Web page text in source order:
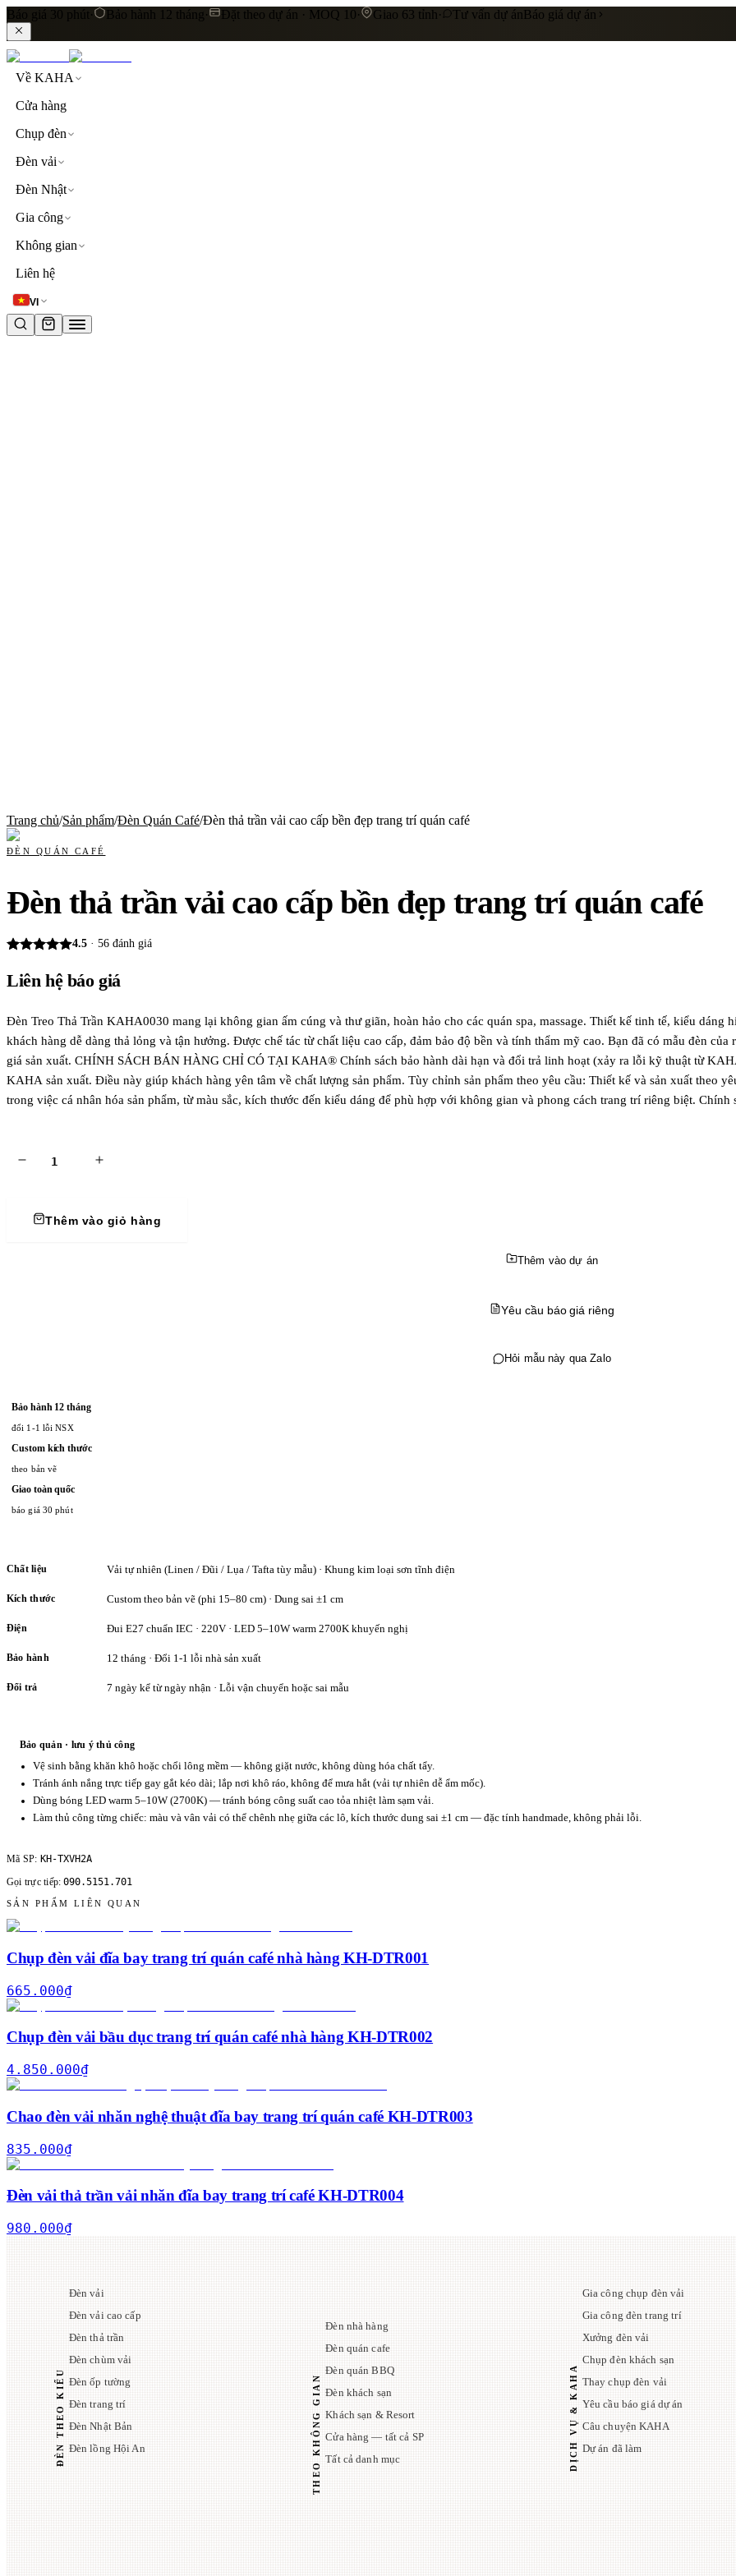
Báo giá 30 phút · Bảo hành 12 tháng · Đặt theo dự án · MOQ 10· Giao 63 tỉnh· Tư vấn dự ánBáo giá dự án
Về KAHA
Cửa hàng
Chụp đèn
Đèn vải
Đèn Nhật
Gia công
Không gian
Liên hệ
VI
LIÊN KẾT NHANH
đèn thả trần
Trang chủ/Sản phẩm/Đèn Quán Café/Đèn thả trần vải cao cấp bền đẹp trang trí quán café
ĐÈN QUÁN CAFÉ
Đèn thả trần vải cao cấp bền đẹp trang trí quán café
4.5 · 56 đánh giá
Liên hệ báo giá
Đèn Treo Thả Trần KAHA0030 mang lại không gian ấm cúng và thư giãn, hoàn hảo cho các quán spa, massage. Thiết kế tinh tế, kiểu
khách hàng dễ dàng thả lỏng và tận hưởng. Được chế tác từ chất liệu cao cấp, đảm bảo độ bền và tính thẩm mỹ cao. Bạn đã có mẫu đèn
giá sản xuất. CHÍNH SÁCH BÁN HÀNG CHỈ CÓ TẠI KAHA® Chính sách bảo hành dài hạn và đổi trả linh hoạt (xảy ra lỗi kỹ thuật từ
KAHA sản xuất. Điều này giúp khách hàng yên tâm về chất lượng sản phẩm. Tùy chỉnh sản phẩm theo yêu cầu: Thiết kế và sản xuất theo
trong việc cá nhân hóa sản phẩm, từ màu sắc, kích thước đến kiểu dáng để phù hợp với không gian và phong cách trang trí riêng biệt.
để nhận ưu đãi trong các lần mua tiếp theo hoặc nhận quà tặng từ KAHA.
Thêm vào giỏ hàng
Thêm vào dự án
Yêu cầu báo giá riêng
Hỏi mẫu này qua Zalo
Bảo hành 12 tháng
đổi 1-1 lỗi NSX
Custom kích thước
theo bản vẽ
Giao toàn quốc
báo giá 30 phút
Chất liệu Vải tự nhiên (Linen / Đũi / Lụa / Tafta tùy mẫu) · Khung kim loại sơn tĩnh điện
Kích thước Custom theo bản vẽ (phi 15–80 cm) · Dung sai ±1 cm
Điện Đui E27 chuẩn IEC · 220V · LED 5–10W warm 2700K khuyến nghị
Bảo hành 12 tháng · Đổi 1-1 lỗi nhà sản xuất
Đổi trả 7 ngày kể từ ngày nhận · Lỗi vận chuyển hoặc sai mẫu
Bảo quản · lưu ý thủ công
Vệ sinh bằng khăn khô hoặc chổi lông mềm — không giặt nước, không dùng hóa chất tẩy.
Tránh ánh nắng trực tiếp gay gắt kéo dài; lắp nơi khô ráo, không để mưa hắt (vải tự nhiên dễ ẩm mốc).
Dùng bóng LED warm 5–10W (2700K) — tránh bóng công suất cao tỏa nhiệt làm sạm vải.
Làm thủ công từng chiếc: màu và vân vải có thể chênh nhẹ giữa các lô, kích thước dung sai ±1 cm — đặc tính handmade, không phải lỗi.
Mã SP: KH-TXVH2A
Gọi trực tiếp:090.5151.701
SẢN PHẨM LIÊN QUAN
Chụp đèn vải đĩa bay trang trí quán café nhà hàng KH-DTR001
665.000₫
Chụp đèn vải bầu dục trang trí quán café nhà hàng KH-DTR002
4.850.000₫
Chao đèn vải nhăn nghệ thuật đĩa bay trang trí quán café KH-DTR003
835.000₫
Đèn vải thả trần vải nhăn đĩa bay trang trí café KH-DTR004
980.000₫
ĐÈN THEO KIỂU
Đèn vải
Đèn vải cao cấp
Đèn thả trần
Đèn chùm vải
Đèn ốp tường
Đèn trang trí
Đèn Nhật Bản
Đèn lồng Hội An
THEO KHÔNG GIAN
Đèn nhà hàng
Đèn quán cafe
Đèn quán BBQ
Đèn khách sạn
Khách sạn & Resort
Cửa hàng — tất cả SP
Tất cả danh mục
DỊCH VỤ & KAHA
Gia công chụp đèn vải
Gia công đèn trang trí
Xưởng đèn vải
Chụp đèn khách sạn
Thay chụp đèn vải
Yêu cầu báo giá dự án
Câu chuyện KAHA
Dự án đã làm